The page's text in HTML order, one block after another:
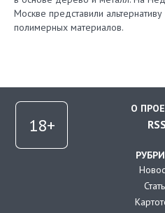
Москве представили
полимерных материалов.
О
RSS